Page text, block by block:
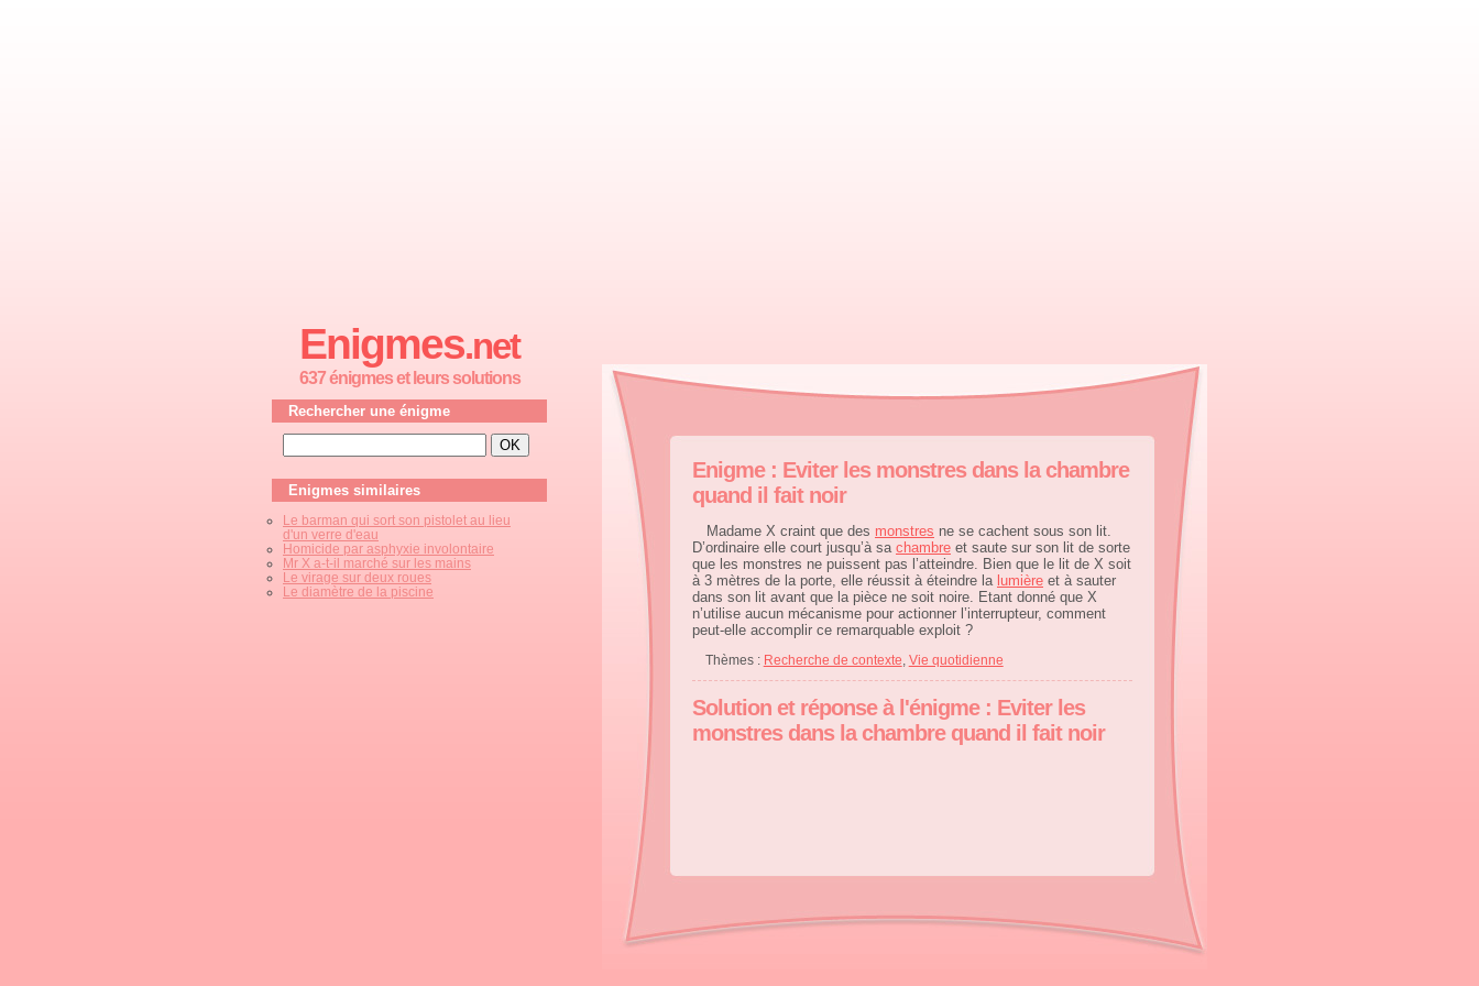
Enigme : Eviter les monstres dans la chambre
quand il fait noir
Madame X craint que des monstres ne se cachent sous son lit.
D’ordinaire elle court jusqu’à sa chambre et saute sur son lit de sorte
que les monstres ne puissent pas l’atteindre. Bien que le lit de X soit
à 3 mètres de la porte, elle réussit à éteindre la lumière et à sauter
dans son lit avant que la pièce ne soit noire. Etant donné que X
n’utilise aucun mécanisme pour actionner l’interrupteur, comment
peut-elle accomplir ce remarquable exploit ?
Thèmes : Recherche de contexte Vie quotidienne
Solution et réponse à l'énigme : Eviter les
monstres dans la chambre quand il fait noir
Enigmes.net
637 énigmes et leurs solutions
Rechercher une énigme
Enigmes similaires
Le barman qui sort son pistolet au lieu
d'un verre d'eau
Homicide par asphyxie involontaire
Mr X a-t-il marché sur les mains
Le virage sur deux roues
Le diamètre de la piscine